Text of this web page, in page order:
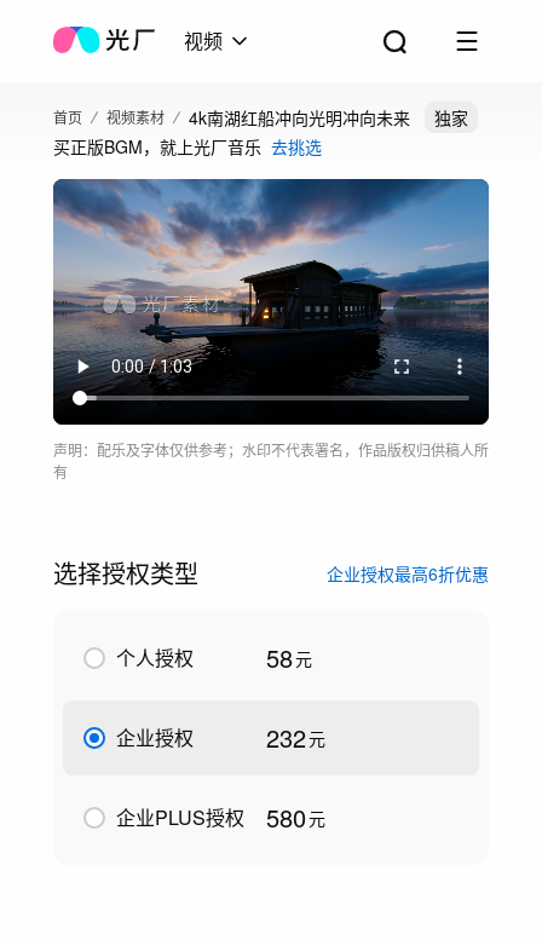
视频
首页 视频素材 4k南湖红船冲向光明冲向未来
独家
买正版BGM，就上光厂音乐 去挑选
声明：配乐及字体仅供参考；水印不代表署名，作品版权归供稿人所
有
选择授权类型 企业授权最高6折优惠
个人授权 58元
企业授权 232元
企业PLUS授权 580元